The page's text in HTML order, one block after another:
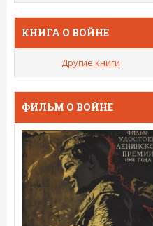
КНИГА О ВОЙНЕ
Другие книги
ФИЛЬМ О ВОЙНЕ